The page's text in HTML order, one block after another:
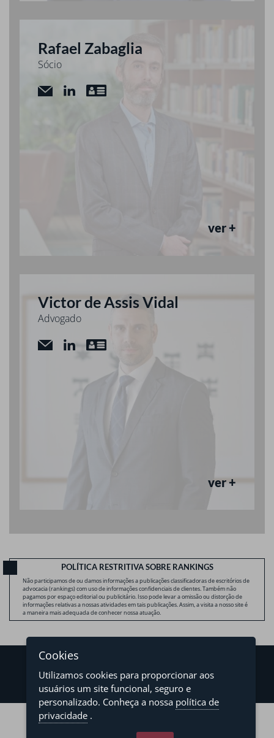
Rafael Zabaglia
Sócio
ver +
Victor de Assis Vidal
Advogado
ver +
POLÍTICA RESTRITIVA SOBRE RANKINGS
Não participamos de ou damos informações a publicações classificadoras de escritórios de
advocacia (rankings) com uso de informações confidenciais de clientes. Também não
pagamos por espaço editorial ou publicitário. Isso pode levar a omissão ou distorção de
informações relativas a nossas atividades em tais publicações. Assim, a visita a nosso site é
a maneira mais adequada de conhecer nossa atuação.
©2026 - Levy & Salomão Advogados - Todos os direitos reservados
Termos de Uso
Cookies
Utilizamos cookies para proporcionar aos
usuários um site funcional, seguro e
personalizado. Conheça a nossa política de
privacidade .